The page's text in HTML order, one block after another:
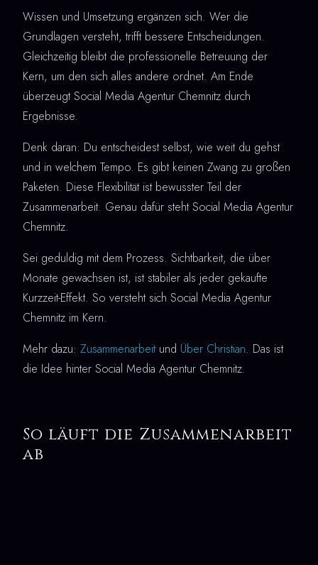
Wissen und Umsetzung ergänzen sich. Wer die
Grundlagen versteht, trifft bessere Entscheidungen.
Gleichzeitig bleibt die professionelle Betreuung der
Kern, um den sich alles andere ordnet. Am Ende
überzeugt Social Media Agentur Chemnitz durch
Ergebnisse.
Denk daran: Du entscheidest selbst, wie weit du gehst
und in welchem Tempo. Es gibt keinen Zwang zu großen
Paketen. Diese Flexibilität ist bewusster Teil der
Zusammenarbeit. Genau dafür steht Social Media Agentur
Chemnitz.
Sei geduldig mit dem Prozess. Sichtbarkeit, die über
Monate gewachsen ist, ist stabiler als jeder gekaufte
Kurzzeit-Effekt. So versteht sich Social Media Agentur
Chemnitz im Kern.
Mehr dazu: Zusammenarbeit und Über Christian. Das ist
die Idee hinter Social Media Agentur Chemnitz.
So läuft die Zusammenarbeit
ab